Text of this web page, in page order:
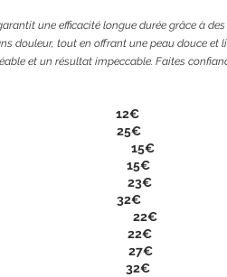
une efficacité longue durée grâce à
douleur, tout en offrant une peau douce
et un résultat impeccable. Faites
12€
25€
15€
15€
23€
32€
22€
22€
27€
32€